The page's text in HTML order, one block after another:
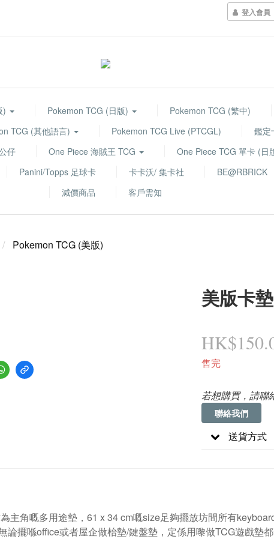
登入會員
) Pokemon TCG (日版) Pokemon TCG (繁中)
TCG (其他語言) Pokemon TCG Live (PTCGL) 鑑定
仔 One Piece 海賊王 TCG One Piece TCG 單卡 (日
Panini/Topps 足球卡 卡卡沃/ 集卡社 BE@RBRICK
減價商品
客戶需知
Pokemon TCG (美版)
美版卡
售完
若想購買，請聯
聯絡我們
送貨方式
為主角嘅多用途墊，61 x 34 cm嘅size足夠擺放坊間所有
論擺喺office或者屋企做枱墊/鍵盤墊，定係用嚟做TCG遊戲墊都